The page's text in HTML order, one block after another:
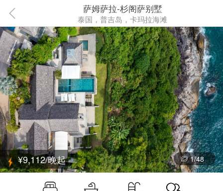
萨姆萨拉-杉阁萨别墅
泰国，普吉岛，卡玛拉海滩
¥9,112/晚起 1/48